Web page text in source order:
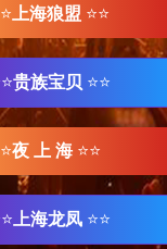
上海狼盟 ⭐⭐
贵族宝贝 ⭐⭐
夜 上 海 ⭐⭐
上海龙凤 ⭐⭐